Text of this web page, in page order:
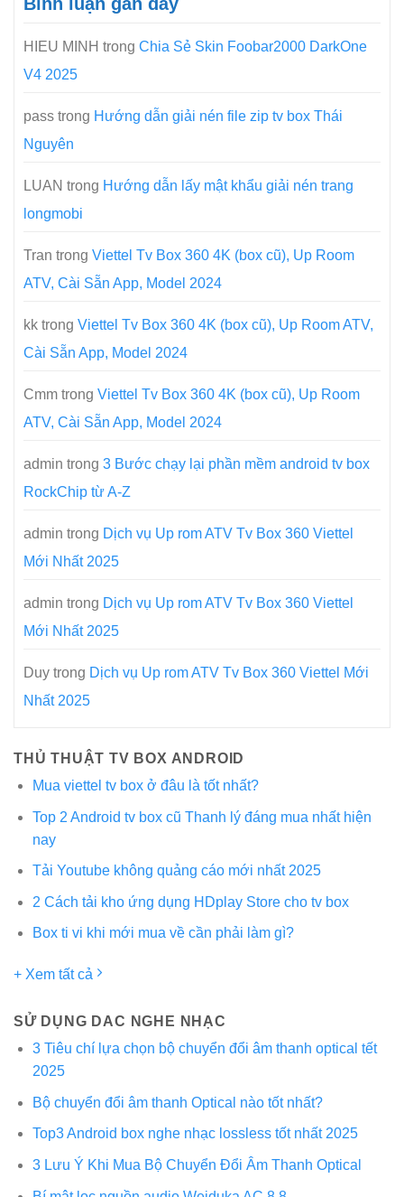
HIEU MINH trong Chia Sẻ Skin Foobar2000 DarkOne
V4 2025
pass trong Hướng dẫn giải nén file zip tv box Thái
Nguyên
LUAN trong Hướng dẫn lấy mật khẩu giải nén trang
longmobi
Tran trong Viettel Tv Box 360 4K (box cũ), Up Room
ATV, Cài Sẵn App, Model 2024
kk trong Viettel Tv Box 360 4K (box cũ), Up Room ATV,
Cài Sẵn App, Model 2024
Cmm trong Viettel Tv Box 360 4K (box cũ), Up Room
ATV, Cài Sẵn App, Model 2024
admin trong 3 Bước chạy lại phần mềm android tv box
RockChip từ A-Z
admin trong Dịch vụ Up rom ATV Tv Box 360 Viettel
Mới Nhất 2025
admin trong Dịch vụ Up rom ATV Tv Box 360 Viettel
Mới Nhất 2025
Duy trong Dịch vụ Up rom ATV Tv Box 360 Viettel Mới
Nhất 2025
THỦ THUẬT TV BOX ANDROID
Mua viettel tv box ở đâu là tốt nhất?
Top 2 Android tv box cũ Thanh lý đáng mua nhất hiện
nay
Tải Youtube không quảng cáo mới nhất 2025
2 Cách tải kho ứng dụng HDplay Store cho tv box
Box ti vi khi mới mua về cần phải làm gì?
+ Xem tất cả
SỬ DỤNG DAC NGHE NHẠC
3 Tiêu chí lựa chọn bộ chuyển đổi âm thanh optical tết
2025
Bộ chuyển đổi âm thanh Optical nào tốt nhất?
Top3 Android box nghe nhạc lossless tốt nhất 2025
3 Lưu Ý Khi Mua Bộ Chuyển Đổi Âm Thanh Optical